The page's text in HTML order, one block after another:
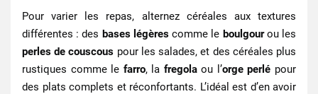
Pour varier les repas, alternez céréales aux textures
différentes : des bases légèrescomme le boulgour ou les
perles de couscous pour les salades, et des céréales plus
rustiques comme le farro, la fregolaou l’orge perlé pour
des plats complets et réconfortants. L’idéal est d’en avoir